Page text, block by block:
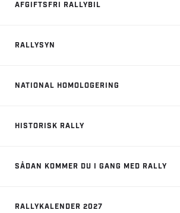
AFGIFTSFRI RALLYBIL
RALLYSYN
NATIONAL HOMOLOGERING
HISTORISK RALLY
SÅDAN KOMMER DU I GANG MED RALLY
RALLYKALENDER 2027